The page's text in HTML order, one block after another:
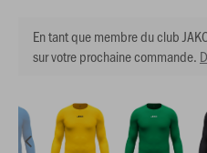
En tant que membre du club
sur votre prochaine commande.